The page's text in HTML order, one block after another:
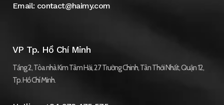
Email: contact@haimy.com
VP Tp. Hồ Chí Minh
Tầng 2, Tòa nhà Kim Tâm Hải, 27 Trường Chinh, Tân Thới Nhất, Quận 12,
Tp. Hồ Chí Minh.